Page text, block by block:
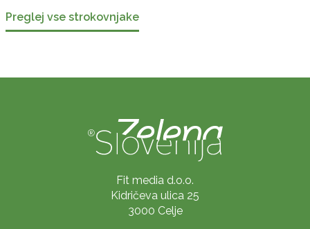
Preglej vse strokovnjake
Fit media d.o.o.
Kidričeva ulica 25
3000 Celje